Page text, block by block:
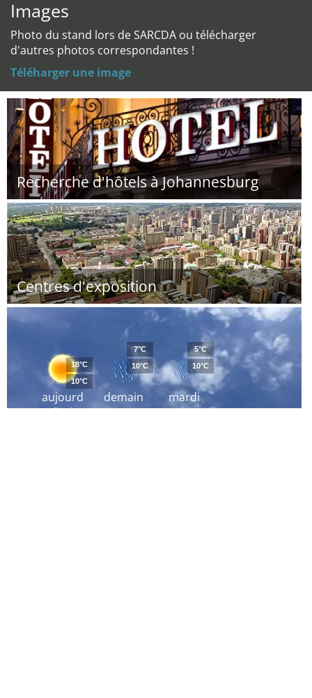
Images
Photo du stand lors de SARCDA ou télécharger
d'autres photos correspondantes !
Téléharger une image
Recherche d'hôtels à Johannesburg
Centres d'exposition
aujourd
´hui
18°C
10°C
demain
7°C
10°C
mardi
5°C
10°C